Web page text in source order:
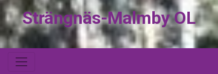
Strängnäs-Malmby OL